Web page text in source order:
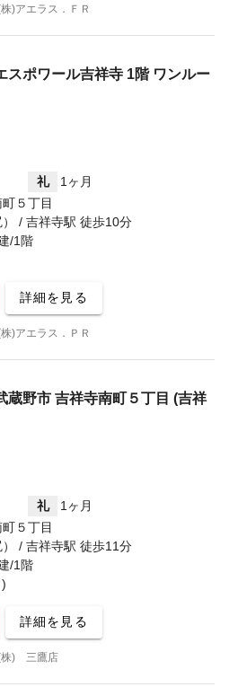
)アエラス．ＦＲ
スポワール吉祥寺 1階 ワンルー
礼
1ヶ月
５丁目
） / 吉祥寺駅 徒歩10分
/1階
詳細を見る
)アエラス．ＰＲ
蔵野市 吉祥寺南町５丁目 (吉祥
礼
1ヶ月
５丁目
） / 吉祥寺駅 徒歩11分
/1階
詳細を見る
(株) 三鷹店